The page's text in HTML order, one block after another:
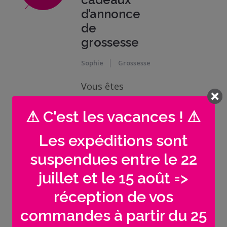
d’annonce
de
grossesse
Sophie Grossesse
Vous êtes
enceinte ?
FÉLICITATIONS,
nouvelle ! Je
suis dans la
confidence,
mais pas
encore vos
proches ?
Me
⚠ C'est les vacances ! ⚠
Les expéditions sont
suspendues entre le 22
juillet et le 15 août =>
réception de vos
commandes à partir du 25